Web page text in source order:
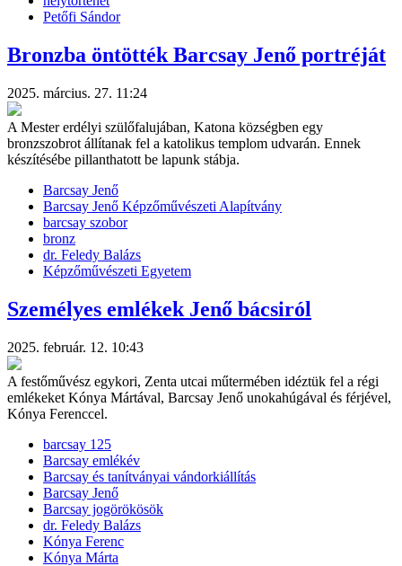
Petőfi Sándor
Bronzba öntötték Barcsay Jenő portréját
2025. március. 27. 11:24
A Mester erdélyi szülőfalujában, Katona községben egy
bronzszobrot állítanak fel a katolikus templom udvarán. Ennek
készítésébe pillanthatott be lapunk stábja.
Barcsay Jenő
Barcsay Jenő Képzőművészeti Alapítvány
barcsay szobor
bronz
dr. Feledy Balázs
Képzőművészeti Egyetem
Személyes emlékek Jenő bácsiról
2025. február. 12. 10:43
A festőművész egykori, Zenta utcai műtermében idéztük fel a régi
emlékeket Kónya Mártával, Barcsay Jenő unokahúgával és férjével,
Kónya Ferenccel.
barcsay 125
Barcsay emlékév
Barcsay és tanítványai vándorkiállítás
Barcsay Jenő
Barcsay jogörökösök
dr. Feledy Balázs
Kónya Ferenc
Kónya Márta